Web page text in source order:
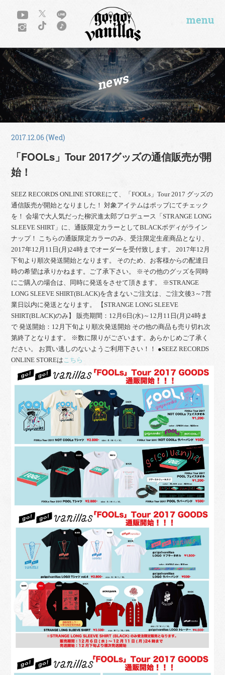
menu
news
2017.12.06 (Wed)
「FOOLs」Tour 2017グッズの通信販売が開
始！
SEEZ RECORDS ONLINE STOREにて、「FOOLs」Tour 2017 グッズの
通信販売が開始となりました！ 対象アイテムはポップにてチェック
を！ 会場で大人気だった柳沢進太郎プロデュース「STRANGE LONG
SLEEVE SHIRT」に、通販限定カラーとしてBLACKボディがライン
ナップ！ こちらの通販限定カラーのみ、受注限定生産商品となり、
2017年12月11日(月)24時までオーダーを受付致します。 2017年12月
下旬より順次発送開始となります。 そのため、お客様からの配達日
時の希望は承りかねます。ご了承下さい。 ※その他のグッズを同時
にご購入の場合は、同時に発送をさせて頂きます。 ※STRANGE
LONG SLEEVE SHIRT(BLACK)を含まないご注文は、ご注文後3～7営
業日以内に発送となります。 【STRANGE LONG SLEEVE
SHIRT(BLACK)のみ】 販売期間：12月6日(水)～12月11日(月)24時ま
で 発送開始：12月下旬より順次発送開始 その他の商品も売り切れ次
第終了となります。 ※数に限りがございます。あらかじめご了承く
ださい。 お買い逃しのないようご利用下さい！！ ●SEEZ RECORDS
ONLINE STOREはこちら